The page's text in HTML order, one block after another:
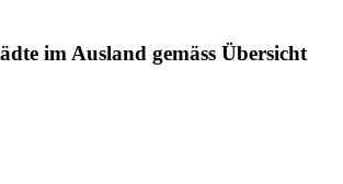
im Ausland gemäss Übersicht